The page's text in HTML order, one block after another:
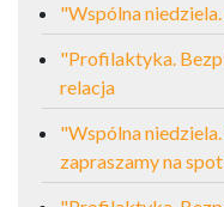
"Wspólna
"Profilaktyka.
relacja
"Wspólna
zapraszamy na